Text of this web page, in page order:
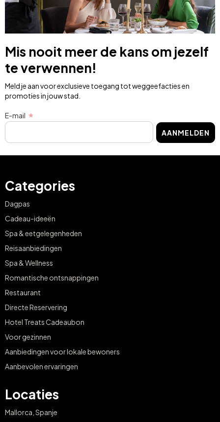
Mis nooit meer de kans om jezelf
te verwennen!
Meld je aan voor exclusieve toegang tot weggeefacties en
promoties in jouw stad.
E-mail
AANMELDEN
Categories
Dagpas
Cadeau-ideeën
Spa & eetgelegenheden
Reisaanbiedingen
Spa & Wellness
Romantische ontsnappingen
Restaurant
Directe Reservering
Hotel Treats Cadeaubon
Voor gezinnen
Aanbiedingen voor lokale bewoners
Aanbevolen ervaringen
Locaties
Mallorca, Spanje